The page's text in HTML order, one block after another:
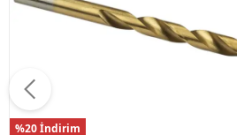
%20 İndirim